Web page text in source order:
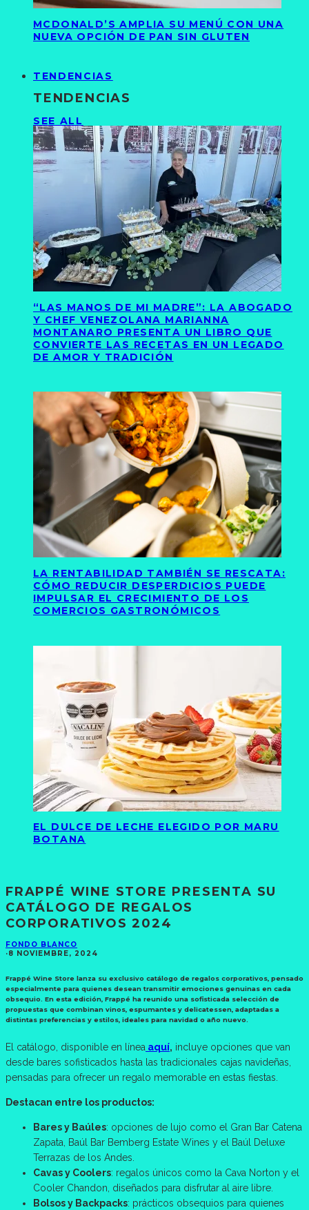
MCDONALD’S AMPLIA SU MENÚ CON UNA
NUEVA OPCIÓN DE PAN SIN GLUTEN
TENDENCIAS
TENDENCIAS
SEE ALL
“LAS MANOS DE MI MADRE”: LA ABOGADO
Y CHEF VENEZOLANA MARIANNA
MONTANARO PRESENTA UN LIBRO QUE
CONVIERTE LAS RECETAS EN UN LEGADO
DE AMOR Y TRADICIÓN
LA RENTABILIDAD TAMBIÉN SE RESCATA:
CÓMO REDUCIR DESPERDICIOS PUEDE
IMPULSAR EL CRECIMIENTO DE LOS
COMERCIOS GASTRONÓMICOS
EL DULCE DE LECHE ELEGIDO POR MARU
BOTANA
FRAPPÉ WINE STORE PRESENTA SU
CATÁLOGO DE REGALOS
CORPORATIVOS 2024
FONDO BLANCO
·8 NOVIEMBRE, 2024
Frappé Wine Store lanza su exclusivo catálogo de regalos corporativos, pensado
especialmente para quienes desean transmitir emociones genuinas en cada
obsequio. En esta edición, Frappé ha reunido una sofisticada selección de
propuestas que combinan vinos, espumantes y delicatessen, adaptadas a
distintas preferencias y estilos, ideales para navidad o año nuevo.
El catálogo, disponible en línea aquí, incluye opciones que van
desde bares sofisticados hasta las tradicionales cajas navideñas,
pensadas para ofrecer un regalo memorable en estas fiestas.
Destacan entre los productos:
Bares y Baúles: opciones de lujo como el Gran Bar Catena
Zapata, Baúl Bar Bemberg Estate Wines y el Baúl Deluxe
Terrazas de los Andes.
Cavas y Coolers: regalos únicos como la Cava Norton y el
Cooler Chandon, diseñados para disfrutar al aire libre.
Bolsos y Backpacks: prácticos obsequios para quienes